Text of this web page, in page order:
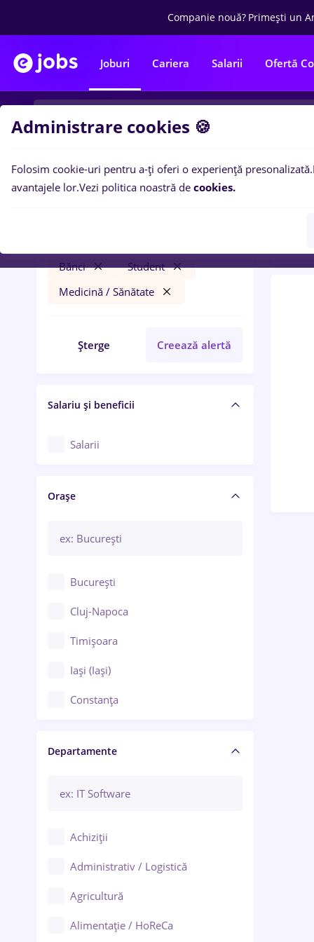
Companie nouă? Primești un
Joburi Cariera Salarii Ofertă
Filtre
Bănci
Student
Medicină / Sănătate
Șterge Creează alertă
Salariu și beneficii
Salarii
Orașe
București
Cluj-Napoca
Timișoara
Iași (Iași)
Constanța
Brașov
Bacău
Galați (Galați)
Ploiești
Departamente
Achiziții
Administrativ / Logistică
Agricultură
Alimentație / HoReCa
0
Administrare cookies 🍪
Folosim cookie-uri pentru a-ți oferi o experiență presonalizată.
avantajele lor.Vezi politica noastră de cookies.